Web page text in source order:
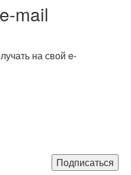
mail
на свой e-
Подписаться